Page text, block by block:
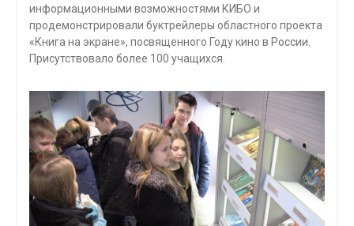
информационными возможностями КИБО и
продемонстрировали буктрейлеры областного проекта
«Книга на экране», посвященного Году кино в России.
Присутствовало более 100 учащихся.